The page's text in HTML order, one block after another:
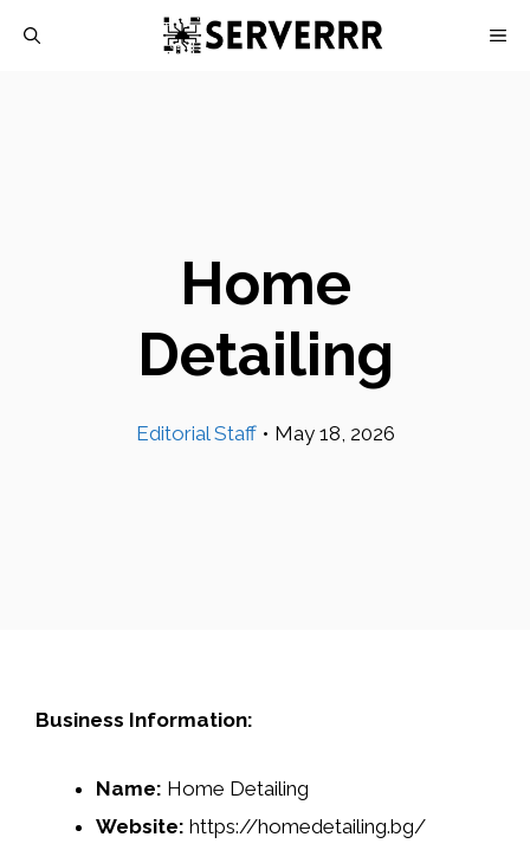
Home
Detailing
Editorial Staff • May 18, 2026
Business Information:
Name: Home Detailing
Website: https://homedetailing.bg/